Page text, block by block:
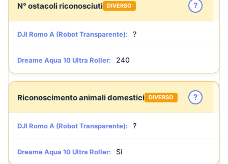
N° ostacoli riconosciuti DIVERSO ?
DJI Romo A (Robot Transparente): ?
Dreame Aqua 10 Ultra Roller: 240
Riconoscimento animali domestici DIVERSO ?
DJI Romo A (Robot Transparente): ?
Dreame Aqua 10 Ultra Roller: Sì